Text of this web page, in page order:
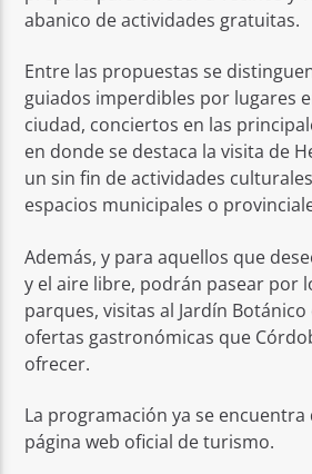
abanico de actividades gratuitas.
Entre las propuestas se
guiados imperdibles por lugares
ciudad, conciertos en las
en donde se destaca la visita de
un sin fin de actividades
espacios municipales o
Además, y para aquellos que
y el aire libre, podrán pasear por
parques, visitas al Jardín Botánico
ofertas gastronómicas que
ofrecer.
La programación ya se encuentra
página web oficial de turismo.